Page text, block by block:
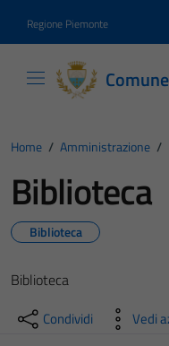
Regione Piemonte
Home / Amministrazione /
Biblioteca
Biblioteca
Biblioteca
Condividi Vedi